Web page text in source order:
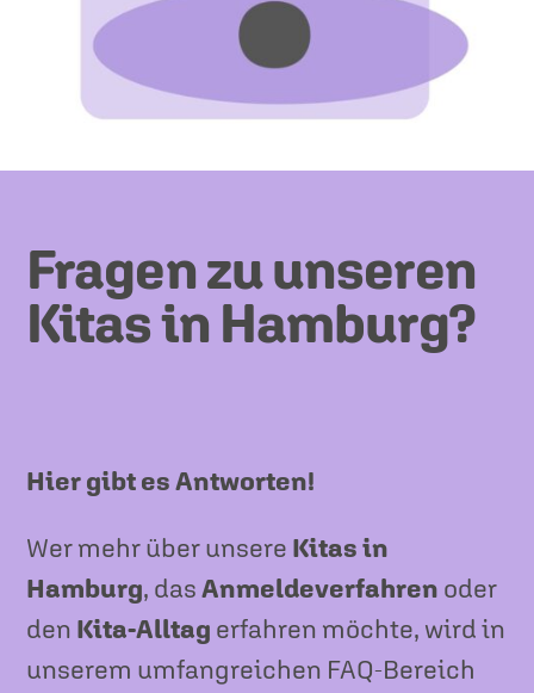
Fragen zu unseren
Kitas in Hamburg?
Hier gibt es Antworten!
Wer mehr über unsere Kitas in
Hamburg, dasAnmeldeverfahren oder
den Kita-Alltag erfahren möchte, wird in
unserem umfangreichen FAQ-Bereich